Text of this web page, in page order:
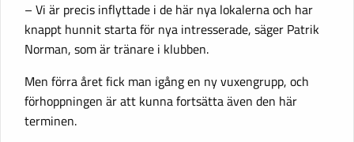
– Vi är precis inflyttade i de här nya lokalerna och har
knappt hunnit starta för nya intresserade, säger Patrik
Norman, som är tränare i klubben.
Men förra året fick man igång en ny vuxengrupp, och
förhoppningen är att kunna fortsätta även den här
terminen.